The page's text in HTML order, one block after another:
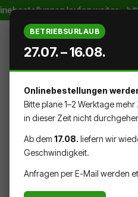
Zum Hauptinhalt springen
laufen weiter –
AUFKLEBER &
BETRIEBSURLAUB
27.07. – 16.08.
Onlinebestellungen
Bitte plane 1–2 Werktage
in dieser Zeit nicht
Ab dem 17.08. liefern wir
Geschwindigkeit.
Anfragen per E-Mail werden